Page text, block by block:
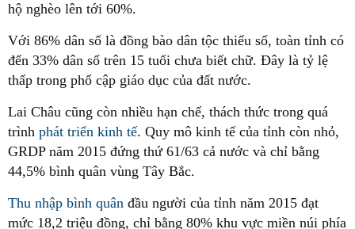
hộ nghèo lên tới 60%.
Với 86% dân số là đồng bào dân tộc thiểu số, toàn tỉnh có
đến 33% dân số trên 15 tuổi chưa biết chữ. Đây là tỷ lệ
thấp trong phổ cập giáo dục của đất nước.
Lai Châu cũng còn nhiều hạn chế, thách thức trong quá
trình phát triển kinh tế. Quy mô kinh tế của tỉnh còn nhỏ,
GRDP năm 2015 đứng thứ 61/63 cả nước và chỉ bằng
44,5% bình quân vùng Tây Bắc.
Thu nhập bình quân đầu người của tỉnh năm 2015 đạt
mức 18,2 triệu đồng, chỉ bằng 80% khu vực miền núi phía